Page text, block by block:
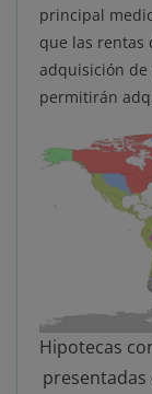
principal
que las rentas
adquisición de
permitirán
Hipotecas
presentadas